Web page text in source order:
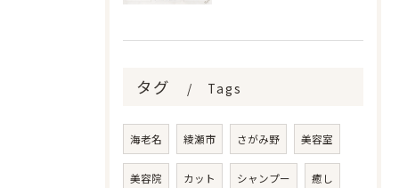
タグ Tags
海老名 綾瀬市 さがみ野 美容室
美容院 カット シャンプー 癒し